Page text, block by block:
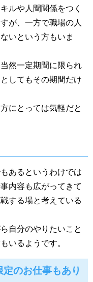
ルや人間関係をつく
が、一方で職場の人
いという方もいま
然一定期間に限られ
してもその期間だけ
にとっては気軽だと
あるというわけでは
内容も広がってきて
する場と考えている
自分のやりたいこと
いるようです。
のお仕事もあり